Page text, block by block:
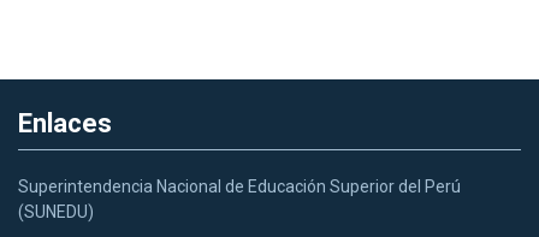
Enlaces
Superintendencia Nacional de Educación Superior del Perú
(SUNEDU)